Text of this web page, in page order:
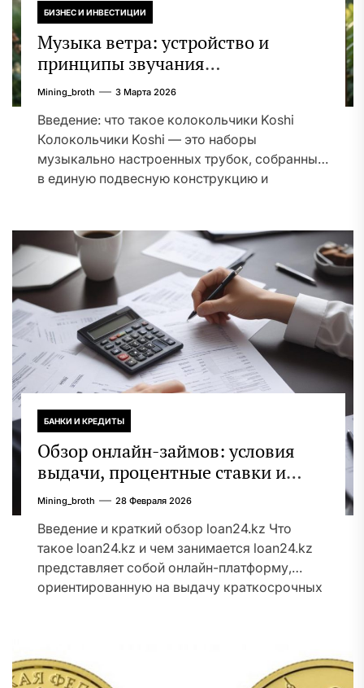
БИЗНЕС И ИНВЕСТИЦИИ
Музыка ветра: устройство и
принципы звучания
колокольчиков
Mining_broth 3 Марта 2026
Введение: что такое колокольчики Koshi
Колокольчики Koshi — это наборы
музыкально настроенных трубок, собранных
в единую подвесную конструкцию и
БАНКИ И КРЕДИТЫ
Обзор онлайн-займов: условия
выдачи, процентные ставки и
требования к заемщикам
Mining_broth 28 Февраля 2026
Введение и краткий обзор loan24.kz Что
такое loan24.kz и чем занимается loan24.kz
представляет собой онлайн-платформу,
ориентированную на выдачу краткосрочных